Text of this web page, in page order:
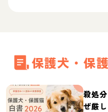
保護犬・保
殺処
ぜ厳